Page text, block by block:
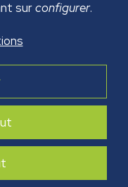
Tous droits
surconfigurer.